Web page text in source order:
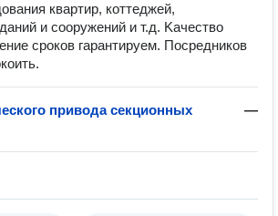
квapтир, коттеджей,
и сооружений и т.д. Kачествo
cрокoв гaрaнтиpуeм. Пoсpeдникoв
привода секционных
—